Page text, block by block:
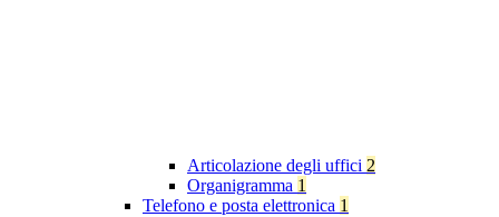
Articolazione degli uffici 2
Organigramma 1
Telefono e posta elettronica 1